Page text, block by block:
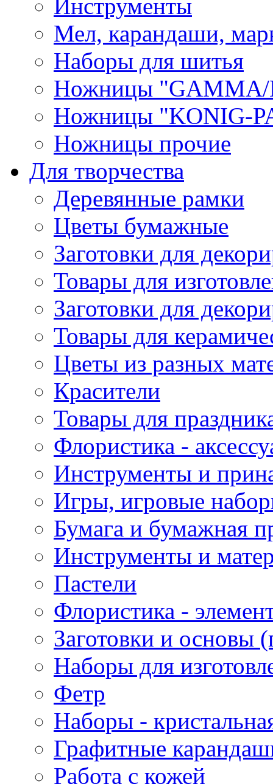
Инструменты
Мел, карандаши,
Наборы для шитья
Ножницы "GAMMA/
Ножницы "KONIG-
Ножницы прочие
Для творчества
Деревянные рамки
Цветы бумажные
Заготовки для
Товары для
Заготовки для
Товары для
Цветы из разных
Красители
Товары для
Флористика -
Инструменты и
Игры, игровые
Бумага и бумажная
Инструменты и
Пастели
Флористика -
Заготовки и основы
Наборы для
Фетр
Наборы -
Графитные
Работа с кожей